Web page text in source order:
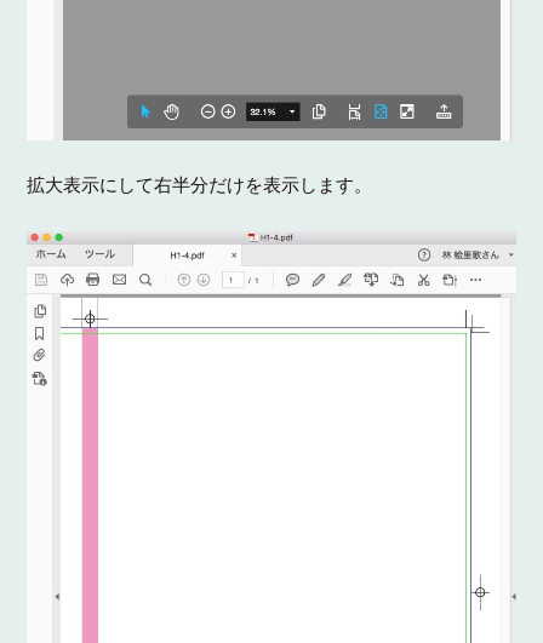
拡大表示にして右半分だけを表示します。